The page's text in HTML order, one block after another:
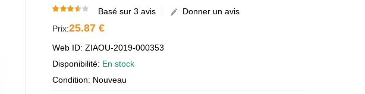
Basé sur 3 avis
Donner un avis
Prix:25.87 €
Web ID: ZIAOU-2019-000353
Disponibilité: En stock
Condition: Nouveau